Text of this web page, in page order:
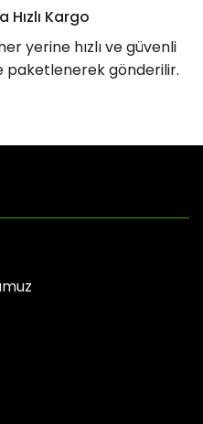
Hızlı Kargo
yerine hızlı ve güvenli
paketlenerek gönderilir.